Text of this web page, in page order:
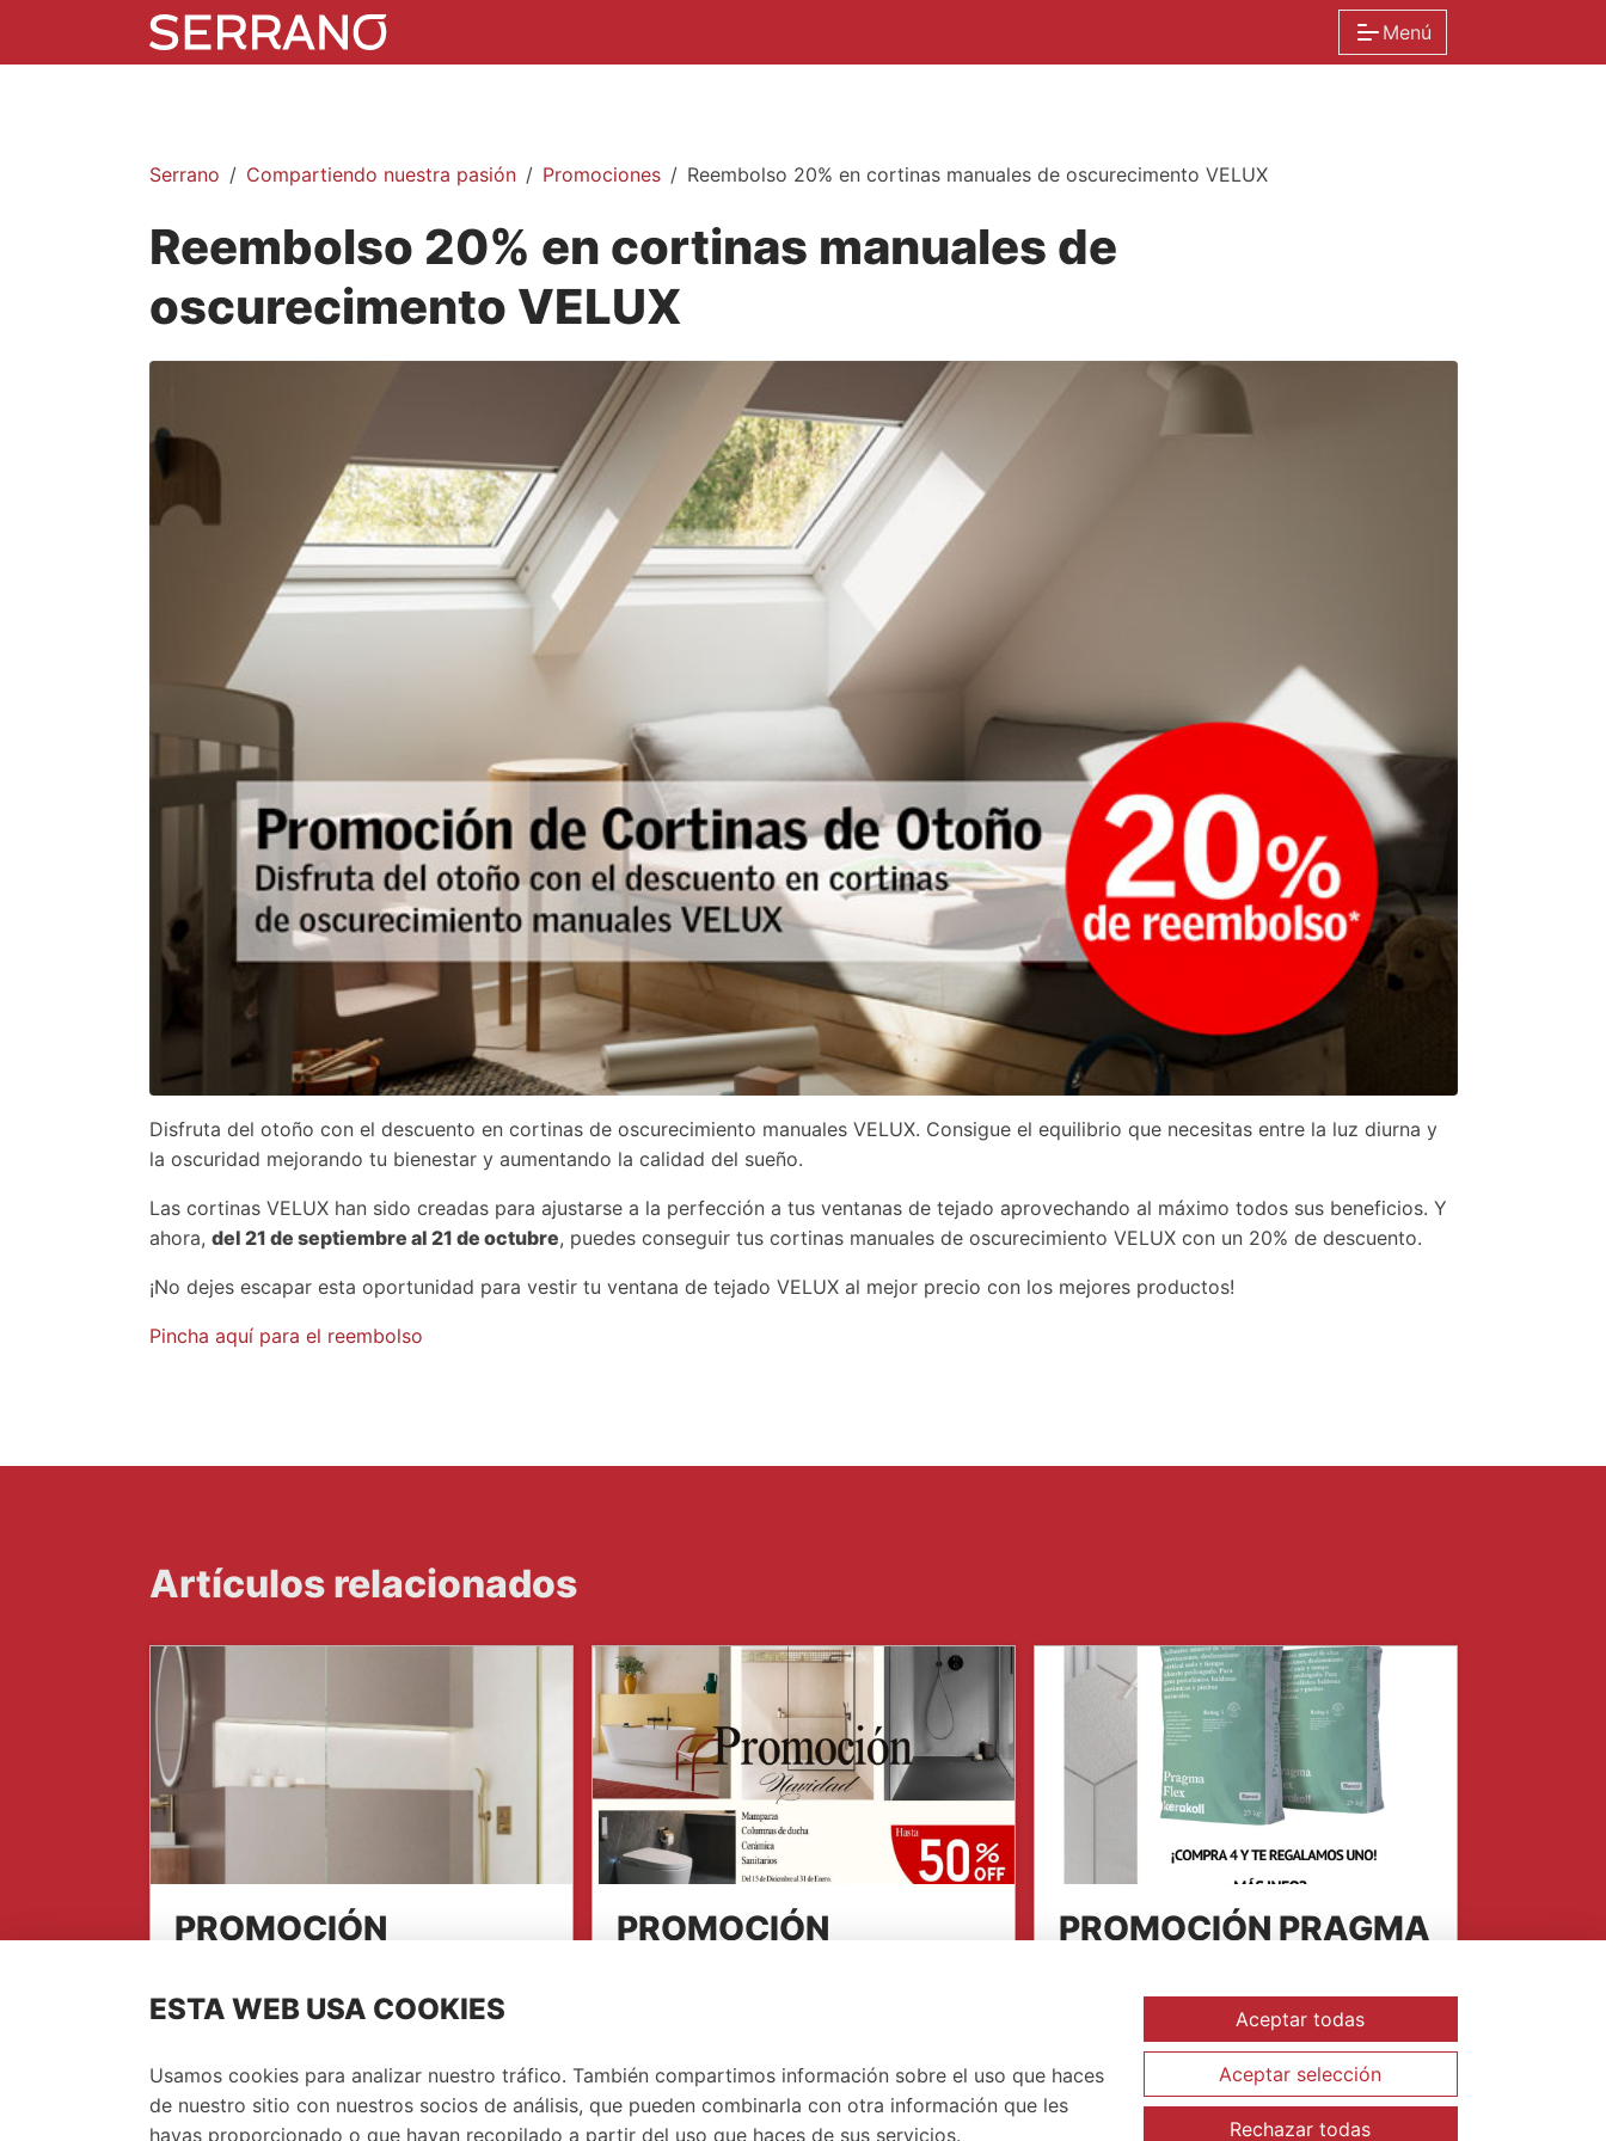
Menú
Serrano Compartiendo nuestra pasión Promociones Reembolso 20% en cortinas manuales de oscurecimento VELUX
Reembolso 20% en cortinas manuales de
oscurecimento VELUX
Disfruta del otoño con el descuento en cortinas de oscurecimiento manuales VELUX. Consigue el equilibrio que necesitas entre la luz diurna y
la oscuridad mejorando tu bienestar y aumentando la calidad del sueño.
Las cortinas VELUX han sido creadas para ajustarse a la perfección a tus ventanas de tejado aprovechando al máximo todos sus beneficios. Y
ahora, del 21 de septiembre al 21 de octubre, puedes conseguir tus cortinas manuales de oscurecimiento VELUX con un 20% de descuento.
¡No dejes escapar esta oportunidad para vestir tu ventana de tejado VELUX al mejor precio con los mejores productos!
Pincha aquí para el reembolso
Artículos relacionados
PROMOCIÓN
Sí, como lo lees. En Serrano te lo
en...
PROMOCIÓN
nuestra PROMOCIÓN DE...
PROMOCIÓN PRAGMA
Hasta el próximo 20 de Marzo, acude a
Serrano y con la compra de 4...
ESTA WEB USA COOKIES
Usamos cookies para analizar nuestro tráfico. También compartimos información sobre el uso que haces
de nuestro sitio con nuestros socios de análisis, que pueden combinarla con otra información que les
hayas proporcionado o que hayan recopilado a partir del uso que haces de sus servicios.
Aceptar todas
Aceptar selección
Rechazar todas